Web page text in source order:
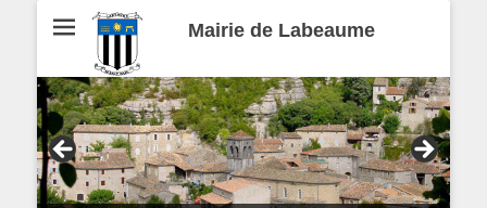
Mairie de Labeaume